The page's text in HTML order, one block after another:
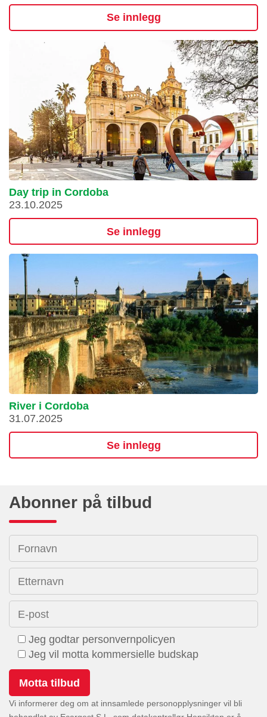
Se innlegg
Day trip in Cordoba
23.10.2025
Se innlegg
River i Cordoba
31.07.2025
Se innlegg
Abonner på tilbud
Fornavn
Etternavn
E-post
Jeg godtar personvernpolicyen
Jeg vil motta kommersielle budskap
Vi informerer deg om at innsamlede personopplysninger vil bli